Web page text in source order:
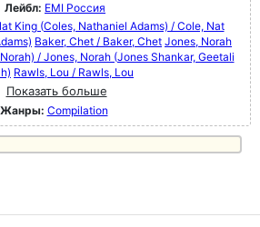
Лейбл: EMI Россия
King (Coles, Nathaniel Adams) / Cole, Nat
Baker, Chet / Baker, Chet Jones, Norah
/ Jones, Norah (Jones Shankar, Geetali
Rawls, Lou / Rawls, Lou
Показать больше
Жанры: Compilation